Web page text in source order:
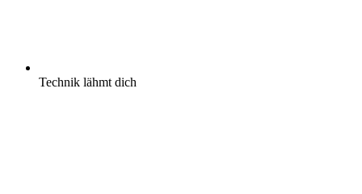
Technik lähmt dich